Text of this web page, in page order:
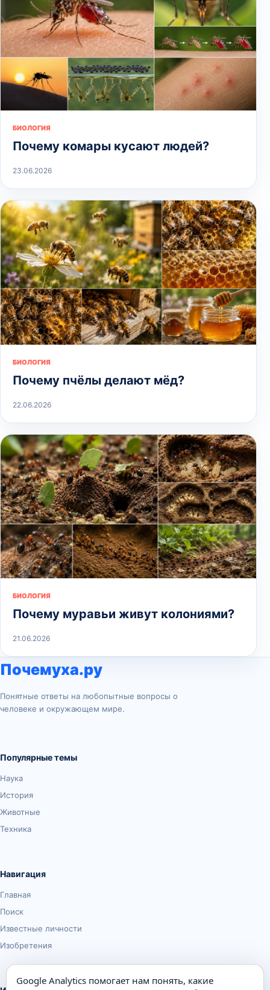
БИОЛОГИЯ
Почему комары кусают людей?
23.06.2026
БИОЛОГИЯ
Почему пчёлы делают мёд?
22.06.2026
БИОЛОГИЯ
Почему муравьи живут колониями?
21.06.2026
Почемуха.ру
Понятные ответы на любопытные вопросы о
человеке и окружающем мире.
Популярные темы
Наука
История
Животные
Техника
Навигация
Главная
Поиск
Известные личности
Изобретения
Google Analytics помогает нам понять, какие